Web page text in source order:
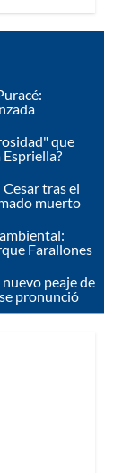
que
tras el
muerto
Farallones
peaje de
pronunció